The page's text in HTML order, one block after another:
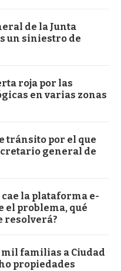
de la Junta
un siniestro de
roja por las
en varias zonas
tránsito por el que
general de
cae la plataforma e-
el problema, qué
resolverá?
familias a Ciudad
propiedades